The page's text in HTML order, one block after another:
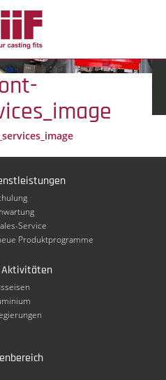
Service
Produktprogramme
Aktivitäten